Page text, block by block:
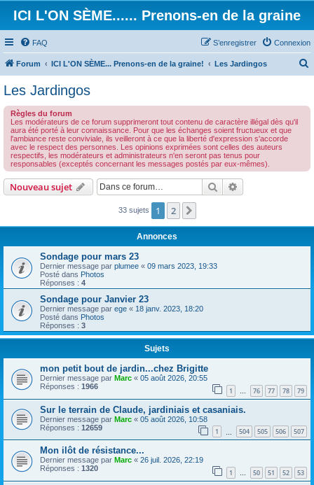
ICI L'ON SÈME...... Prenons-en de la graine
FAQ Connexion
S’enregistrer
Forum ICI L'ON SÈME... Prenons-en de la graine! Les Jardingos
Les Jardingos
Règles du forum
Les modérateurs de ce forum supprimeront tout contenu de caractère illégal dès qu'il
aura été porté à leur connaissance. Pour que les échanges soient fructueux et que
l'ambiance reste conviviale, ils veilleront à ce que la liberté d'expression s'accorde
avec le respect des personnes. Les opinions exprimées sont celles des auteurs
respectifs, les modérateurs et administrateurs n'en seront pas tenus pour
responsables (exceptés concernant les messages postés par eux-mêmes).
Nouveau sujet Rechercher
33 sujets 1 2
Annonces
Sondage pour mars 23
Dernier message par plumee « 09 mars 2023, 19:33
Posté dans Photos
Réponses : 4
Sondage pour Janvier 23
Dernier message par ege « 18 janv. 2023, 18:20
Posté dans Photos
Réponses : 3
Sujets
mon petit bout de jardin...chez Brigitte
Dernier message par Marc « 05 août 2026, 20:55
Réponses : 1966 1 … 76 77 78 79
Sur le terrain de Claude, jardiniais et casaniais.
Dernier message par Marc « 05 août 2026, 10:58
Réponses : 12659 1 504 505 506 507
Mon ilôt de résistance...
Dernier message par Marc « 26 juil. 2026, 22:19
Réponses : 1320 1 … 50 51 52 53